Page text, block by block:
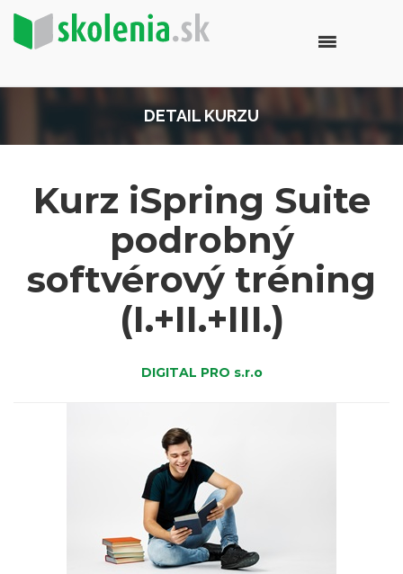
DETAIL KURZU
Kurz iSpring Suite
podrobný
softvérový tréning
(I.+II.+III.)
DIGITAL PRO s.r.o